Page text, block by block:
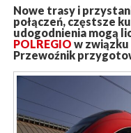
Nowe trasy i
połączeń, częstsze
udogodnienia mogą
POLREGIO w
Przewoźnik